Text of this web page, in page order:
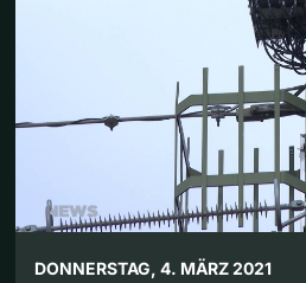
DONNERSTAG, 4. MÄRZ 2021